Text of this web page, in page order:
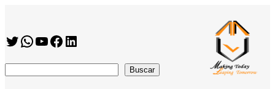
Twitter
WhatsApp
YouTube
Facebook
https://www.linkedin.com/company/shanghai-minglan-chemical-co–ltd
Buscar